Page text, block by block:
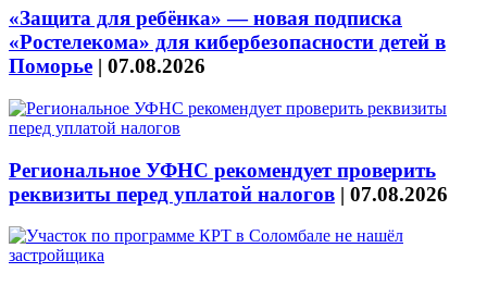
«Защита для ребёнка» — новая подписка
«Ростелекома» для кибербезопасности детей в
Поморье | 07.08.2026
Региональное УФНС рекомендует проверить
реквизиты перед уплатой налогов | 07.08.2026